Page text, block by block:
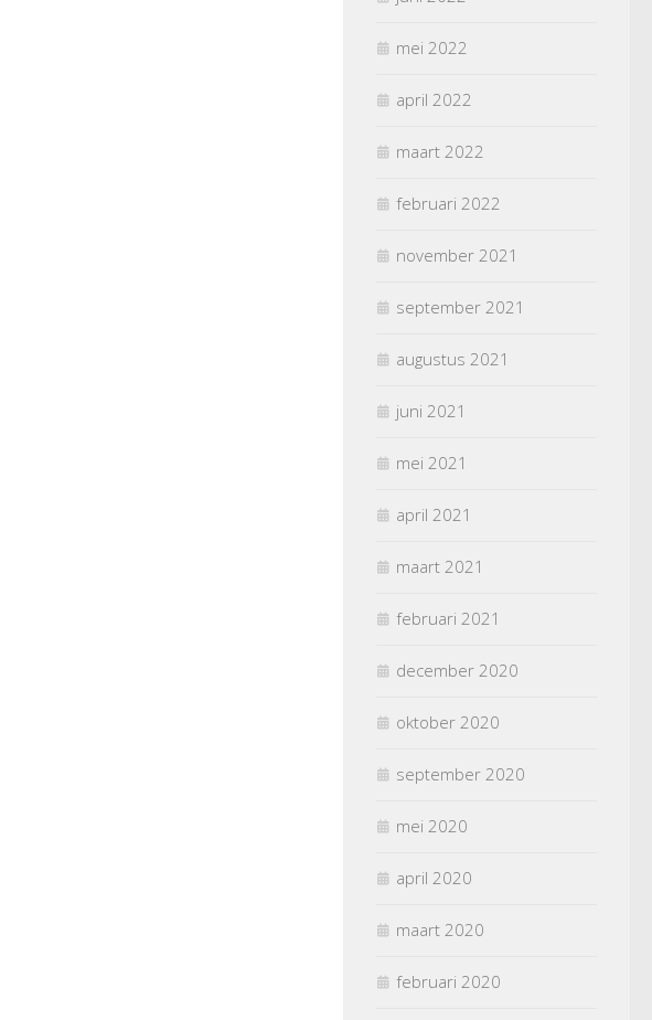
mei 2022
april 2022
maart 2022
februari 2022
november 2021
september 2021
augustus 2021
juni 2021
mei 2021
april 2021
maart 2021
februari 2021
december 2020
oktober 2020
september 2020
mei 2020
april 2020
maart 2020
februari 2020